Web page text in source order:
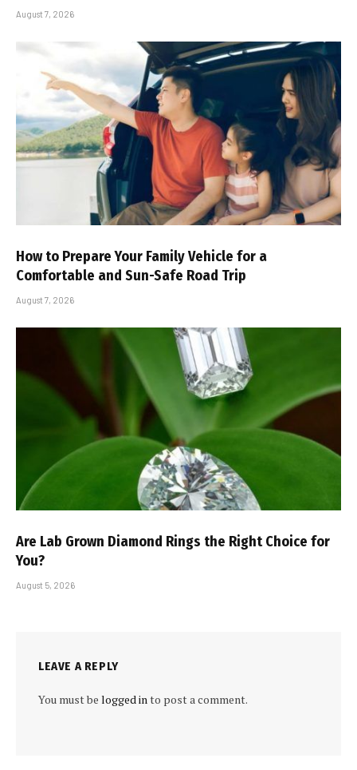
August 7, 2026
How to Prepare Your Family Vehicle for a
Comfortable and Sun-Safe Road Trip
August 7, 2026
Are Lab Grown Diamond Rings the Right Choice for
You?
August 5, 2026
LEAVE A REPLY
You must be logged into post a comment.